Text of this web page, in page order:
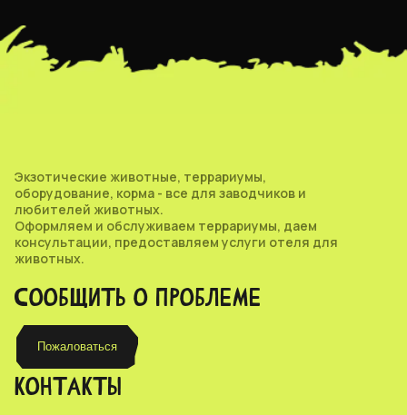
Экзотические животные, террариумы,
оборудование, корма - все для заводчиков и
любителей животных.
Оформляем и обслуживаем террариумы, даем
консультации, предоставляем услуги отеля для
животных.
СООБЩИТЬ О ПРОБЛЕМЕ
Пожаловаться
КОНТАКТЫ